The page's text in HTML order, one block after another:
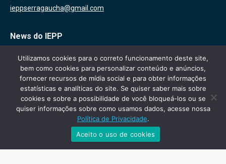
ieppserragaucha@gmail.com
News do IEPP
Inscreva-se em nossa lista de emails para receber novidades
sobre nossas atividades, cursos e eventos!
Utilizamos cookies para o correto funcionamento deste site,
bem como cookies para personalizar conteúdo e anúncios,
fornecer recursos de mídia social e para obter informações
estatísticas e analíticas do site. Se quiser saber mais sobre
cookies e sobre a possibilidade de você bloqueá-los ou se
quiser informações sobre como usamos dados, acesse nossa
Política de Privacidade.
Aceito o uso de cookies